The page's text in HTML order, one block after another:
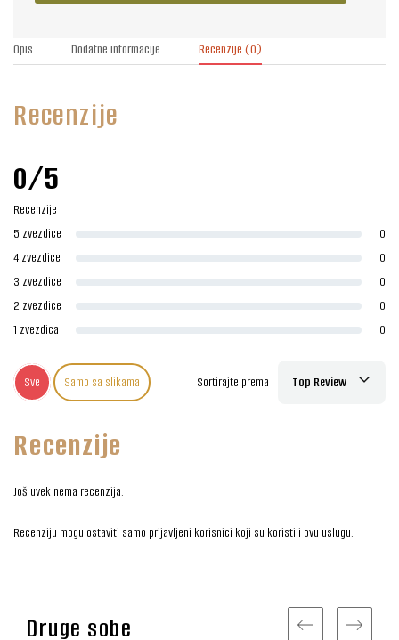
Opis Dodatne informacije Recenzije (0)
Recenzije
0/5
Recenzije
5 zvezdice
0
4 zvezdice
0
3 zvezdice
0
2 zvezdice
0
1 zvezdica
0
Sve Samo sa slikama Sortirajte prema Top Review
Recenzije
Još uvek nema recenzija.
Recenziju mogu ostaviti samo prijavljeni korisnici koji su koristili ovu uslugu.
Druge sobe